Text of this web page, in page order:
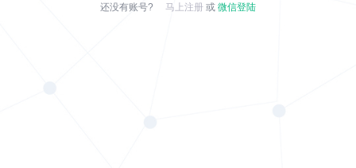
还没有账号? 马上注册 或 微信登陆